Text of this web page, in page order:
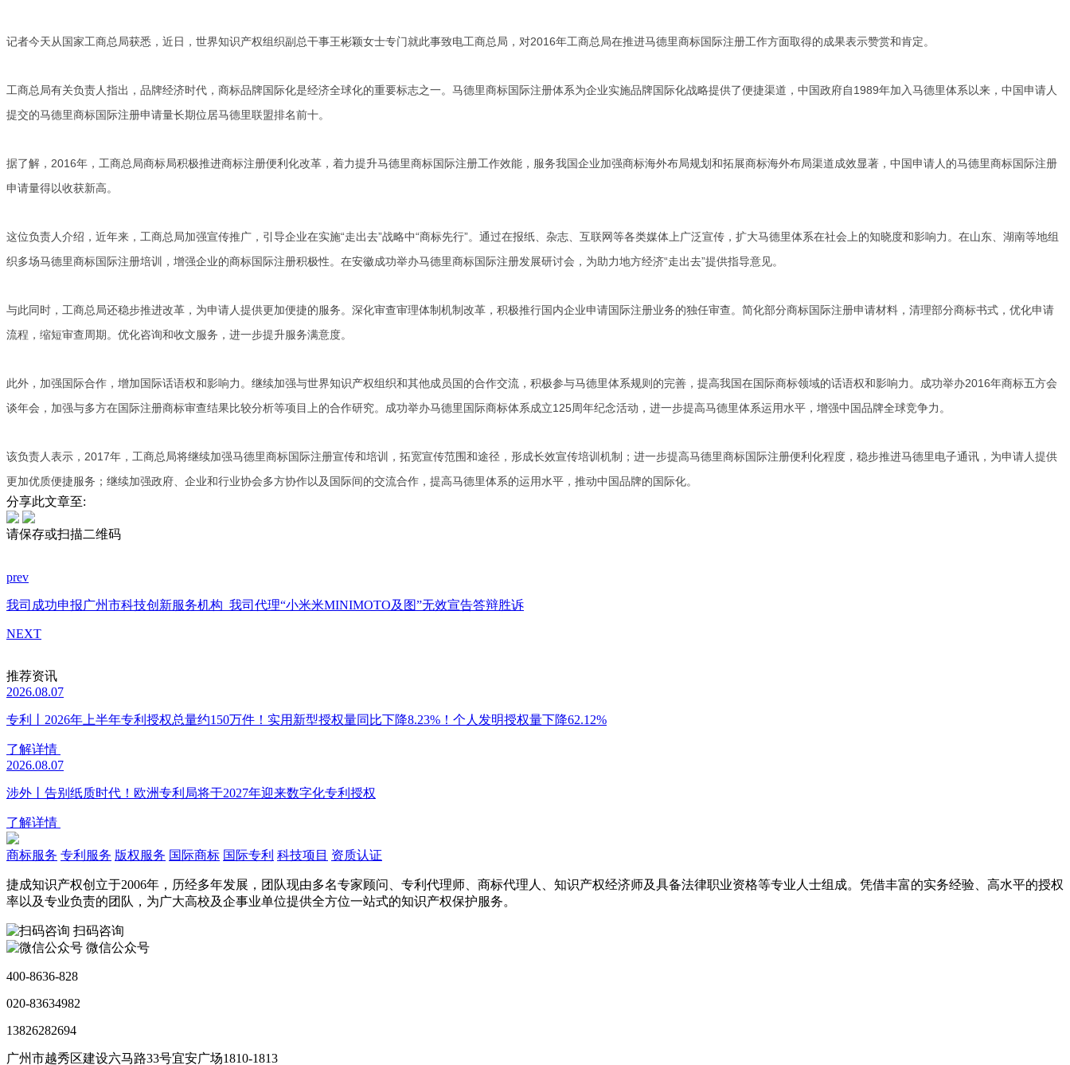
记者今天从国家工商总局获悉，近日，世界知识产权组织副总干事王彬颖女士专门就此事致电工商总局，对2016年工商总局在推进马德里商标国际注册工作方面取得的成果表示赞赏和肯定。
工商总局有关负责人指出，品牌经济时代，商标品牌国际化是经济全球化的重要标志之一。马德里商标国际注册体系为企业实施品牌国际化战略提供了便捷渠道，中国政府自1989年加入马德里体系以来，中国申请人
提交的马德里商标国际注册申请量长期位居马德里联盟排名前十。
据了解，2016年，工商总局商标局积极推进商标注册便利化改革，着力提升马德里商标国际注册工作效能，服务我国企业加强商标海外布局规划和拓展商标海外布局渠道成效显著，中国申请人的马德里商标国际注册
申请量得以收获新高。
这位负责人介绍，近年来，工商总局加强宣传推广，引导企业在实施“走出去”战略中“商标先行”。通过在报纸、杂志、互联网等各类媒体上广泛宣传，扩大马德里体系在社会上的知晓度和影响力。在山东、湖南等地组
织多场马德里商标国际注册培训，增强企业的商标国际注册积极性。在安徽成功举办马德里商标国际注册发展研讨会，为助力地方经济“走出去”提供指导意见。
与此同时，工商总局还稳步推进改革，为申请人提供更加便捷的服务。深化审查审理体制机制改革，积极推行国内企业申请国际注册业务的独任审查。简化部分商标国际注册申请材料，清理部分商标书式，优化申请
流程，缩短审查周期。优化咨询和收文服务，进一步提升服务满意度。
此外，加强国际合作，增加国际话语权和影响力。继续加强与世界知识产权组织和其他成员国的合作交流，积极参与马德里体系规则的完善，提高我国在国际商标领域的话语权和影响力。成功举办2016年商标五方会
谈年会，加强与多方在国际注册商标审查结果比较分析等项目上的合作研究。成功举办马德里国际商标体系成立125周年纪念活动，进一步提高马德里体系运用水平，增强中国品牌全球竞争力。
该负责人表示，2017年，工商总局将继续加强马德里商标国际注册宣传和培训，拓宽宣传范围和途径，形成长效宣传培训机制；进一步提高马德里商标国际注册便利化程度，稳步推进马德里电子通讯，为申请人提供
更加优质便捷服务；继续加强政府、企业和行业协会多方协作以及国际间的交流合作，提高马德里体系的运用水平，推动中国品牌的国际化。
分享此文章至:
请保存或扫描二维码
prev
我司成功申报广州市科技创新服务机构 我司代理“小米米MINIMOTO及图”无效宣告答辩胜诉
NEXT
推荐资讯
2026.08.07
专利丨2026年上半年专利授权总量约150万件！实用新型授权量同比下降8.23%！个人发明授权量下降62.12%
了解详情
2026.08.07
涉外丨告别纸质时代！欧洲专利局将于2027年迎来数字化专利授权
了解详情
商标服务 专利服务 版权服务 国际商标 国际专利 科技项目 资质认证
捷成知识产权创立于2006年，历经多年发展，团队现由多名专家顾问、专利代理师、商标代理人、知识产权经济师及具备法律职业资格等专业人士组成。凭借丰富的实务经验、高水平的授权
率以及专业负责的团队，为广大高校及企事业单位提供全方位一站式的知识产权保护服务。
扫码咨询
微信公众号
400-8636-828
020-83634982
13826282694
广州市越秀区建设六马路33号宜安广场1810-1813